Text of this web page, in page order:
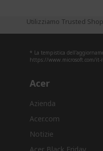
Utilizziamo Trusted
* La tempistica
https://www.microsoft.com/it-
Acer
Azienda
Acer.com
Notizie